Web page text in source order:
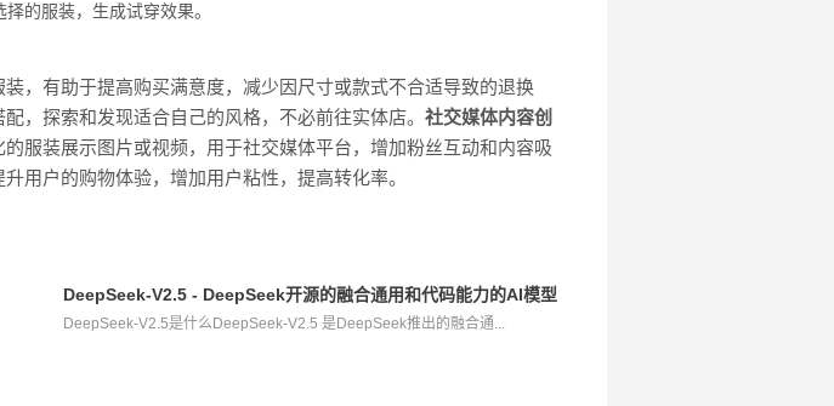
的服装，生成试穿效果。
，有助于提高购买满意度，减少因尺寸或款式不合适导致的退换
，探索和发现适合自己的风格，不必前往实体店。 社交媒体内容创
服装展示图片或视频，用于社交媒体平台，增加粉丝互动和内容吸
用户的购物体验，增加用户粘性，提高转化率。
DeepSeek-V2.5 - DeepSeek开源的融合通用和代码能力的AI模型
DeepSeek-V2.5是什么DeepSeek-V2.5 是DeepSeek推出的融合通...